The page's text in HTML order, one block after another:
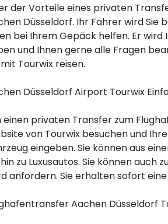
der Vorteile eines privaten
Düsseldorf. Ihr Fahrer wird
bei Ihrem Gepäck helfen. Er
und Ihnen gerne alle Fragen
Tourwix reisen.
Düsseldorf Airport Tourwix
einen privaten Transfer zum
von Tourwix besuchen und
eingeben. Sie können aus
zu Luxusautos. Sie können auch
anfordern. Sie erhalten sofort
Aachen Düsseldorf